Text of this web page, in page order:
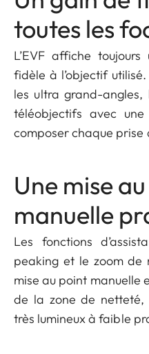
toutes les
L’EVF affiche
fidèle à l’objectif
les ultra grand-
téléobjectifs avec
composer chaque
Une mise
manuelle
Les fonctions
peaking et le zoom de
mise au point manuelle
de la zone de netteté,
très lumineux à faible